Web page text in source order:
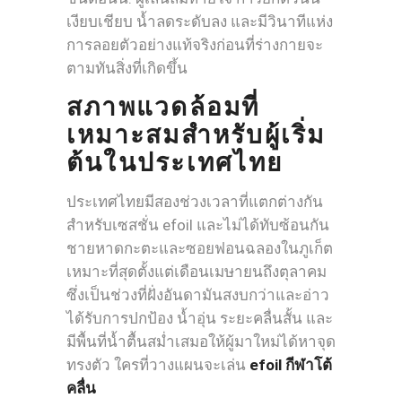
เงียบเชียบ น้ำลดระดับลง และมีวินาทีแห่ง
การลอยตัวอย่างแท้จริงก่อนที่ร่างกายจะ
ตามทันสิ่งที่เกิดขึ้น
สภาพแวดล้อมที่
เหมาะสมสำหรับผู้เริ่ม
ต้นในประเทศไทย
ประเทศไทยมีสองช่วงเวลาที่แตกต่างกัน
สำหรับเซสชั่น efoil และไม่ได้ทับซ้อนกัน
ชายหาดกะตะและซอยฟอนฉลองในภูเก็ต
เหมาะที่สุดตั้งแต่เดือนเมษายนถึงตุลาคม
ซึ่งเป็นช่วงที่ฝั่งอันดามันสงบกว่าและอ่าว
ได้รับการปกป้อง น้ำอุ่น ระยะคลื่นสั้น และ
มีพื้นที่น้ำตื้นสม่ำเสมอให้ผู้มาใหม่ได้หาจุด
ทรงตัว ใครที่วางแผนจะเล่น efoil กีฬาโต้
คลื่น